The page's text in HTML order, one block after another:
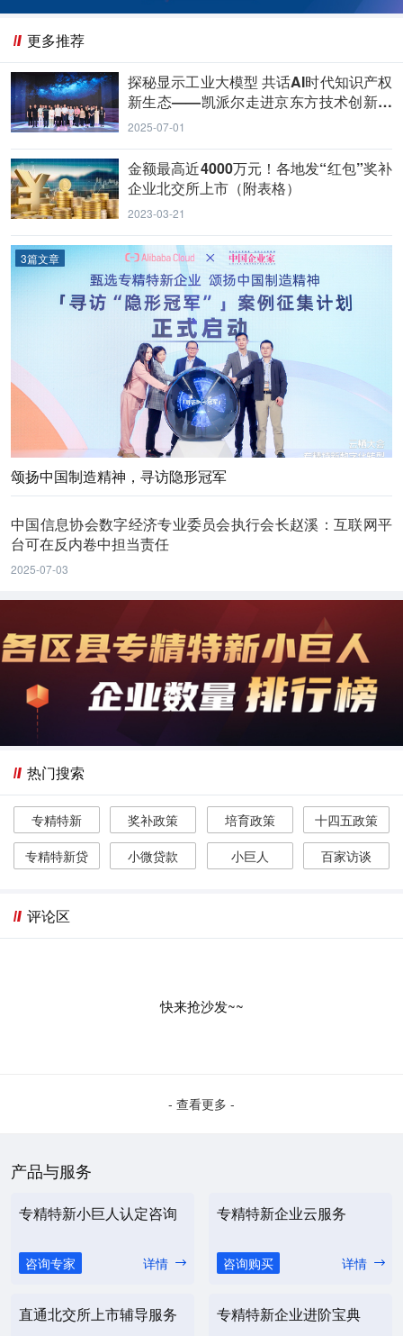
更多推荐
探秘显示工业大模型 共话AI时代知识产权
新生态——凯派尔走进京东方技术创新中
心
2025-07-01
金额最高近4000万元！各地发“红包”奖补
企业北交所上市（附表格）
2023-03-21
3篇文章
颂扬中国制造精神，寻访隐形冠军
中国信息协会数字经济专业委员会执行会长赵溪：互联网平
台可在反内卷中担当责任
2025-07-03
热门搜索
专精特新 奖补政策 培育政策
十四五政策
专精特新贷
小微贷款 小巨人 百家访谈
评论区
快来抢沙发~~
- 查看更多 -
产品与服务
专精特新小巨人认定咨询
咨询专家 详情
专精特新企业云服务
咨询购买 详情
直通北交所上市辅导服务 专精特新企业进阶宝典